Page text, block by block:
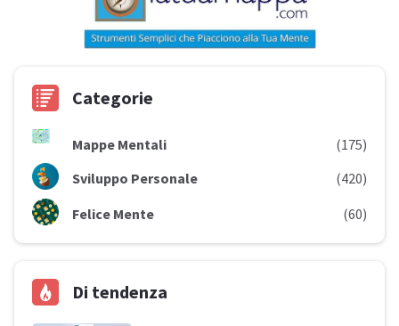
Categorie
Mappe Mentali
(175)
Sviluppo Personale
(420)
Felice Mente
(60)
Di tendenza